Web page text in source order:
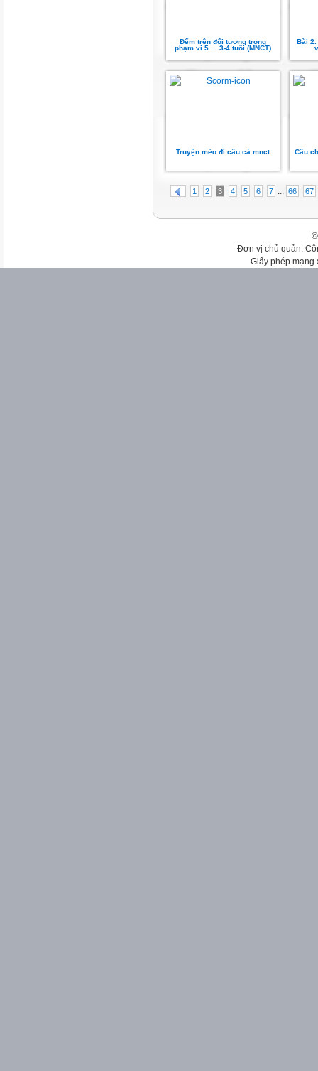
Đếm trên đối tượng trong
phạm vi 5 ... 3-4 tuổi (MNCT)
Bài
Truyện mèo đi câu cá mnct Câu
1 2 3 4 5 6 7 ... 66 67
Đơn vị chủ quản:
Giấy phép mạng